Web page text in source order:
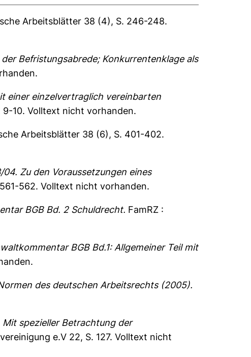
Arbeitsblätter 38 (4), S. 246-248.
Befristungsabrede; Konkurrentenklage als
einer einzelvertraglich vereinbarten
9-10.Volltext nicht vorhanden.
Arbeitsblätter 38 (6), S. 401-402.
Zu den Voraussetzungen eines
562.Volltext nicht vorhanden.
BGB Bd. 2 Schuldrecht. FamRZ :
BGB Bd.1: Allgemeiner Teil mit
des deutschen Arbeitsrechts (2005).
spezieller Betrachtung der
e.V 22, S. 127.Volltext nicht